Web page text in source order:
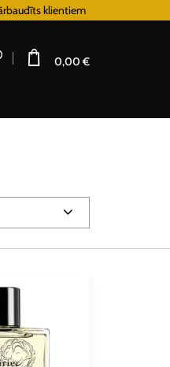
klientiem
0,00 €